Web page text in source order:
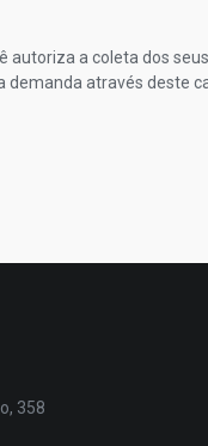
autoriza a coleta dos
demanda através deste
358